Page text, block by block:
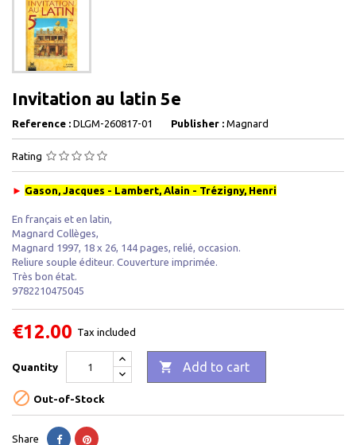
Invitation au latin 5e
Reference : DLGM-260817-01 Publisher : Magnard
Rating
► Gason, Jacques - Lambert, Alain - Trézigny, Henri
En français et en latin,
Magnard Collèges,
Magnard 1997, 18 x 26, 144 pages, relié, occasion.
Reliure souple éditeur. Couverture imprimée.
Très bon état.
9782210475045
€12.00 Tax included
Quantity  Add to cart
 Out-of-Stock
Share